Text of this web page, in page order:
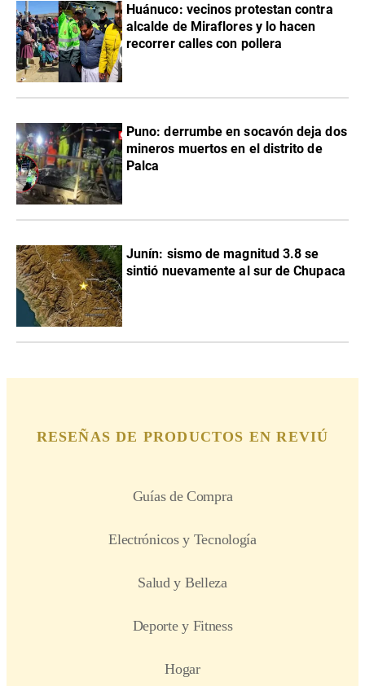
Huánuco: vecinos protestan contra
alcalde de Miraflores y lo hacen
recorrer calles con pollera
Puno: derrumbe en socavón deja dos
mineros muertos en el distrito de
Palca
Junín: sismo de magnitud 3.8 se
sintió nuevamente al sur de Chupaca